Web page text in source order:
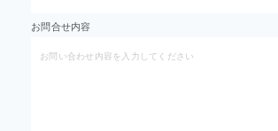
お問合せ内容